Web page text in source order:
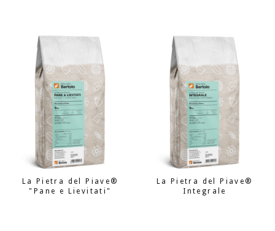
La Pietra del Piave®
"Pane e Lievitati"
La Pietra del Piave®
Integrale